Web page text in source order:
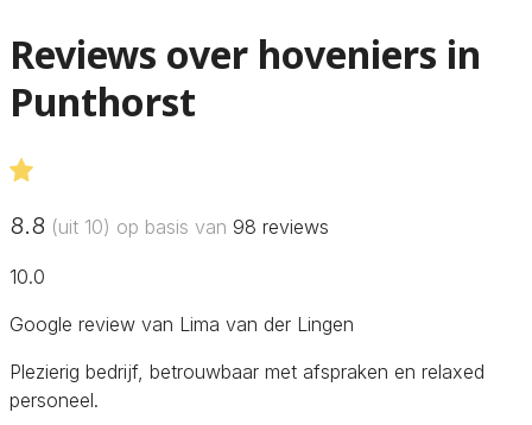
Reviews over hoveniers in
Punthorst
8.8 (uit 10) op basis van 98 reviews
10.0
Google review van Lima van der Lingen
Plezierig bedrijf, betrouwbaar met afspraken en relaxed
personeel.